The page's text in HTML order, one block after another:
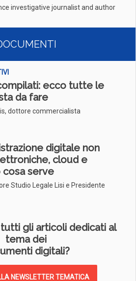
investigative journalist and author
ecco tutte le
da fare
dottore commercialista
digitale non
cloud e
cosa serve
Studio Legale Lisi e Presidente
gli articoli dedicati al
tema dei
digitali?
NEWSLETTER TEMATICA